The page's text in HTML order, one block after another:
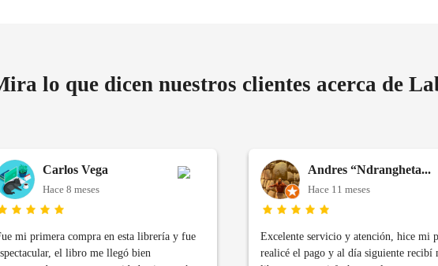
lo que dicen nuestros clientes acerca de
Carlos Vega
Hace 8 meses
mi primera compra en esta librería y fue
el libro me llegó bien
Andres “Ndrangheta...
Hace 11 meses
Excelente servicio y atención, hice mi
realicé el pago y al día siguiente recibí